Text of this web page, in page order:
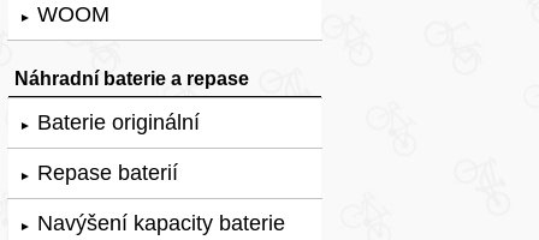
► WOOM
Náhradní baterie a repase
► Baterie originální
► Repase baterií
► Navýšení kapacity baterie